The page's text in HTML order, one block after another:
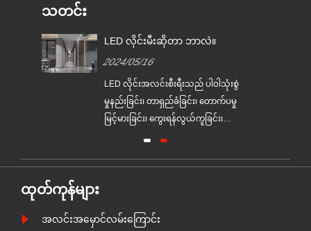
သတင်း
LED လိုင်းမီးဆိုတာ ဘာလဲ။
2024/05/16
LED လိုင်းအလင်းစီးရီးသည် ပါဝါသုံးစွဲ
မှုနည်းခြင်း၊ တာရှည်ခံခြင်း၊ တောက်ပမှု
မြင့်မားခြင်း၊ ကွေးရန်လွယ်ကူခြင်း၊
ပြောင်းလွယ်ပြင်လွယ် အလှဆင်
ထုတ်ကုန်များ
အလင်းအမှောင်လမ်းကြောင်း